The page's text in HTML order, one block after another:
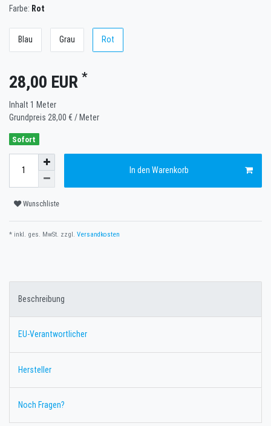
Farbe: Rot
Blau Grau Rot
28,00 EUR *
Inhalt 1 Meter
Grundpreis 28,00 € / Meter
Sofort
In den Warenkorb
Wunschliste
* inkl. ges. MwSt. zzgl. Versandkosten
Beschreibung
EU-Verantwortlicher
Hersteller
Noch Fragen?